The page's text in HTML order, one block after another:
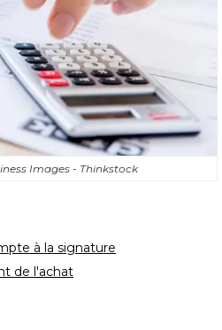
Images - Thinkstock
à la signature
de l'achat